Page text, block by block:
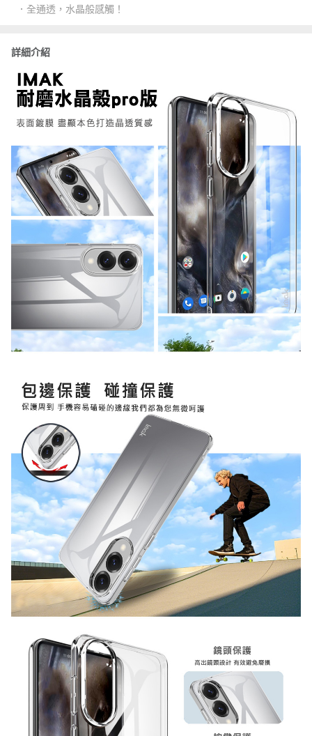
．全通透，水晶般感觸！
詳細介紹